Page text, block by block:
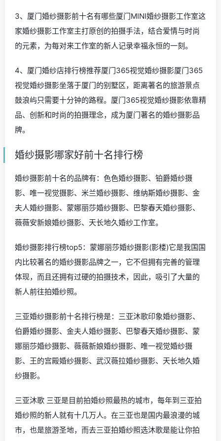
3、厦门婚纱摄影前十名有哪些厦门MINI婚纱摄影工作室这
家婚纱摄影工作室主打原创的拍摄手法，结合爱情与时尚
的元素，为每对来工作室的新人记录幸福永恒的一刻。
4、厦门婚纱店排行榜推荐厦门365视觉婚纱摄影厦门365
视觉婚纱摄影坐落于厦门的别墅区，距离著名的旅游景点
鼓浪屿只需要十分钟的路程。厦门365视觉婚纱摄影依靠精
品、创新和时尚的拍摄理念，成为厦门著名的婚纱摄影品
牌。
婚纱摄影哪家好前十名排行榜
婚纱摄影前十名的品牌有：色色婚纱摄影、铂爵婚纱摄
影、唯一视觉摄影、米兰婚纱摄影、维纳斯婚纱摄影、金
夫人婚纱摄影、蒙娜丽莎婚纱摄影、巴黎春天婚纱摄影、
薇薇安新娘婚纱摄影、天长地久婚纱工作室。
婚纱摄影排行榜top5：蒙娜丽莎婚纱摄影(影楼)它是我国国
内比较著名的婚纱摄影品牌之一，它不但拥有完善的管理
体现，而且还拥有过硬的拍摄技术，因此，吸引了大量的
新人前往拍婚纱照。
三亚婚纱摄影前十名排行榜是：三亚沐歌印象婚纱摄影、
伯爵婚纱摄影、金夫人婚纱摄影、巴黎春天婚纱摄影、蒙
娜丽莎婚纱摄影、薇薇新娘婚纱摄影、唯一视觉婚纱摄
影、王的宫殿婚纱摄影、武汉薇拉婚纱摄影、天长地久婚
纱摄影。
三亚沐歌 三亚是目前拍婚纱照最热的城市，每年到三亚拍
婚纱照的新人就有十几万人。在三亚也是国内最浪漫的城
市，也是旅游圣地，而去三亚拍婚纱照选沐歌是能让你拍